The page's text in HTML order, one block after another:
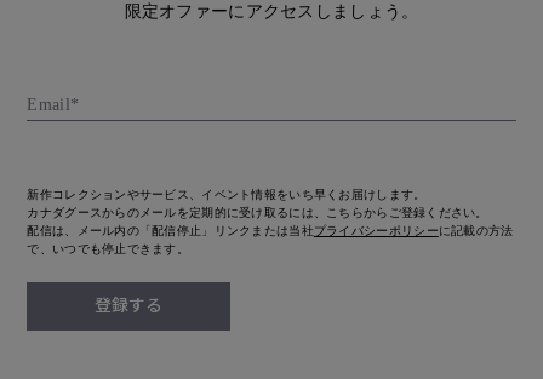
限定オファーにアクセスしましょう。
Email*
新作コレクションやサービス、イベント情報をいち早くお届けします。
カナダグースからのメールを定期的に受け取るには、こちらからご登録ください。
配信は、メール内の「配信停止」リンクまたは当社プライバシーポリシーに記載の方法
で、いつでも停止できます。
登録する